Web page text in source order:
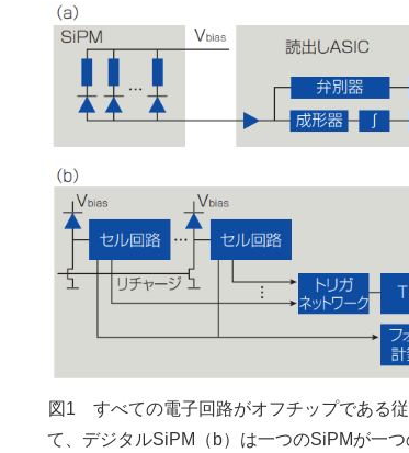
図1 すべての電子回路がオフチップである
て、デジタルSiPM（b）は一つのSiPMが一